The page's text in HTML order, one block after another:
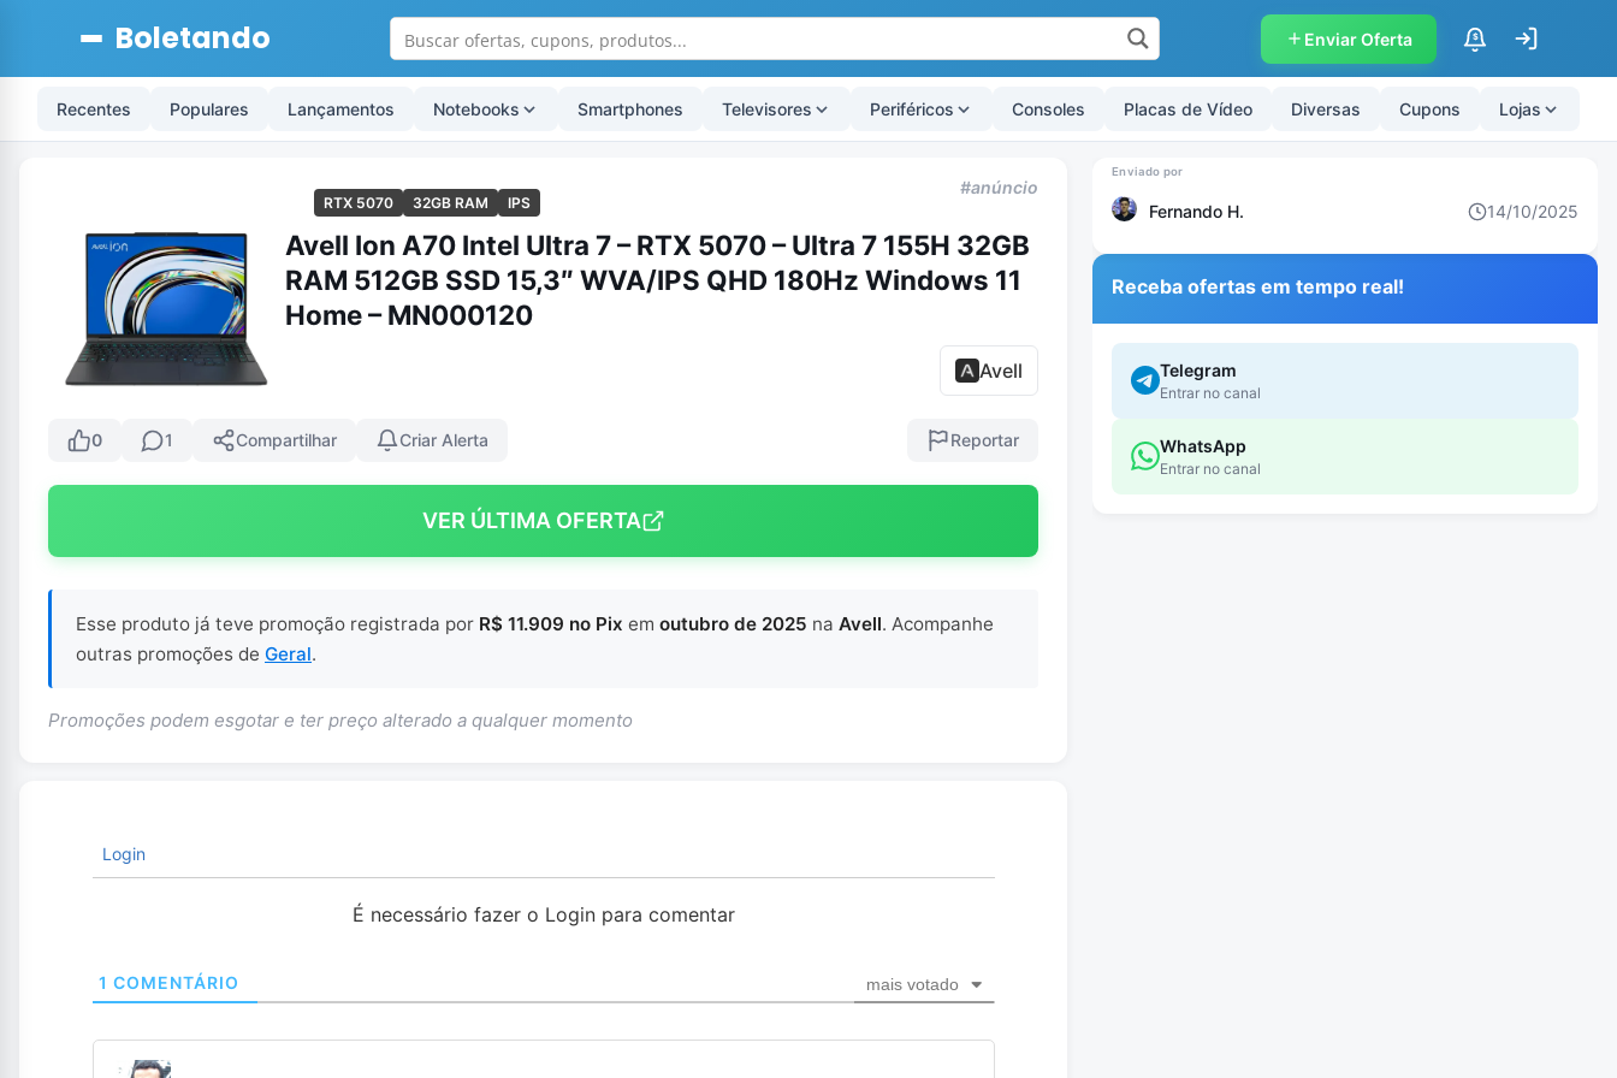
Boletando Enviar Oferta $
Recentes Populares Lançamentos Notebooks Smartphones Televisores Periféricos Consoles Placas de Vídeo Diversas Cupons Lojas
RTX 5070 32GB RAM IPS
#anúncio
Avell Ion A70 Intel Ultra 7 – RTX 5070 – Ultra 7 155H 32GB
RAM 512GB SSD 15,3″ WVA/IPS QHD 180Hz Windows 11
Home – MN000120
Avell
0 1 Compartilhar Criar Alerta Reportar
VER ÚLTIMA OFERTA
Esse produto já teve promoção registrada por R$ 11.909 no Pix em outubro de 2025 na Avell. Acompanhe
outras promoções de Geral.
Promoções podem esgotar e ter preço alterado a qualquer momento
Login
É necessário fazer o Login para comentar
1 COMENTÁRIO mais votado
Fernando H. 14/10/2025
Receba ofertas em tempo real!
Telegram
Entrar no canal
WhatsApp
Entrar no canal